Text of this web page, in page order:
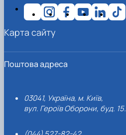
Поштова адреса
03041, Україна, м. Київ,
вул. Героїв Оборони, буд. 15.
Карта сайту